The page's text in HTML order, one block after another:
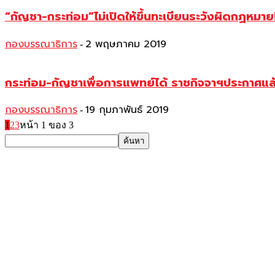
“กัญชา-กระท่อม”ไม่เปิดให้ขึ้นทะเบียนระวังผิดกฏหมา
กองบรรณาธิการ - 2 พฤษภาคม 2019
กระท่อม-กัญชาเพื่อการแพทย์ได้ ราชกิจจาฯประกาศแ
กองบรรณาธิการ - 19 กุมภาพันธ์ 2019
1 23หน้า 1 ของ 3